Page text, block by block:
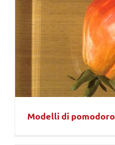
Modelli di pomodoro